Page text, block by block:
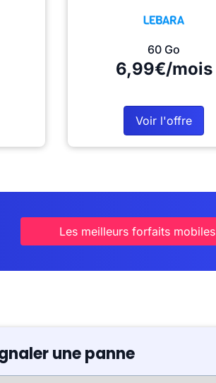
60 Go
6,99€/mois
Voir l'offre
Les meilleurs forfaits mobiles
une panne